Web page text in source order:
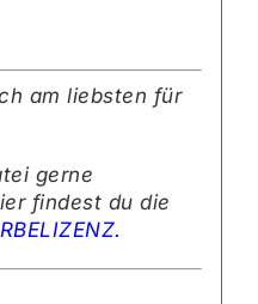
am liebsten für
gerne
findest du die